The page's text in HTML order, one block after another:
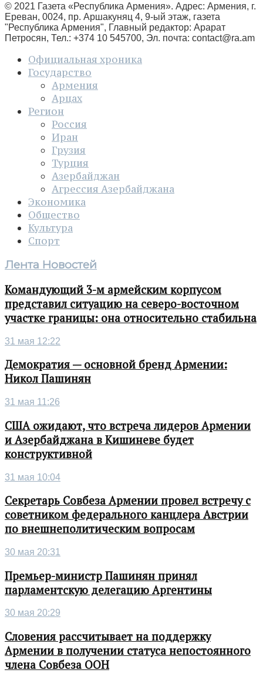
© 2021 Газета «Республика Армения». Адрес: Армения, г.
Ереван, 0024, пр. Аршакуняц 4, 9-ый этаж, газета
"Республика Армения", Главный редактор: Арарат
Петросян, Тел.: +374 10 545700, Эл. почта: contact@ra.am
Официальная хроника
Государство
Армения
Арцах
Регион
Россия
Иран
Грузия
Турция
Азербайджан
Агрессия Азербайджана
Экономика
Общество
Культура
Спорт
Лента Новостей
Командующий 3-м армейским корпусом
представил ситуацию на северо-восточном
участке границы: она относительно стабильна
31 мая 12:22
Демократия — основной бренд Армении:
Никол Пашинян
31 мая 11:26
США ожидают, что встреча лидеров Армении
и Азербайджана в Кишиневе будет
конструктивной
31 мая 10:04
Секретарь Совбеза Армении провел встречу с
советником федерального канцлера Австрии
по внешнеполитическим вопросам
30 мая 20:31
Премьер-министр Пашинян принял
парламентскую делегацию Аргентины
30 мая 20:29
Словения рассчитывает на поддержку
Армении в получении статуса непостоянного
члена Совбеза ООН